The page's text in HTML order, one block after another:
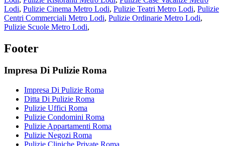
Lodi, Pulizie Cinema Metro Lodi, Pulizie Teatri Metro Lodi, Pulizie
Centri Commerciali Metro Lodi, Pulizie Ordinarie Metro Lodi,
Pulizie Scuole Metro Lodi,
Footer
Impresa Di Pulizie Roma
Impresa Di Pulizie Roma
Ditta Di Pulizie Roma
Pulizie Uffici Roma
Pulizie Condomini Roma
Pulizie Appartamenti Roma
Pulizie Negozi Roma